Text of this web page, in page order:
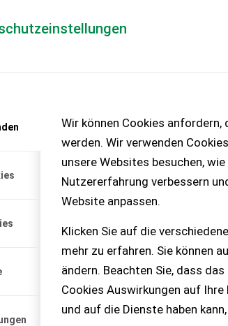
Wir können Cookies
werden. Wir verwenden
unsere Websites besuchen,
Nutzererfahrung verbessern
Website anpassen.
Klicken Sie auf die
mehr zu erfahren. Sie können
ändern. Beachten Sie, dass
Cookies Auswirkungen auf
und auf die Dienste haben
– KEINE
- Transportbreite: 2,38 m
...